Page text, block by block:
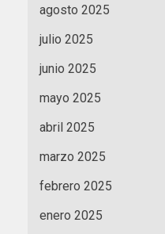
agosto 2025
julio 2025
junio 2025
mayo 2025
abril 2025
marzo 2025
febrero 2025
enero 2025